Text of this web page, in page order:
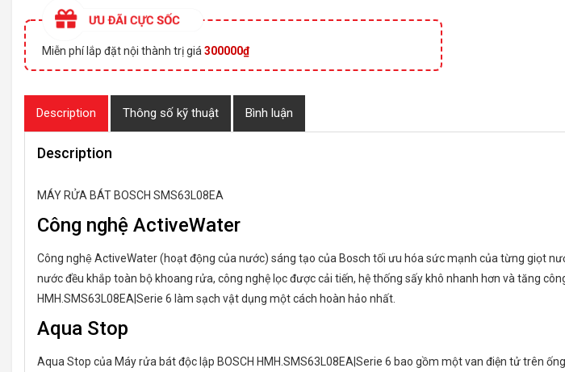
Miễn phí lắp đặt nội thành trị giá 300000₫
Description Thông số kỹ thuật Bình luận
Description
MÁY RỬA BÁT BOSCH SMS63L08EA
Công nghệ ActiveWater
Công nghệ ActiveWater (hoạt động của nước) sáng tạo của Bosch tối ưu hóa sức mạnh của từng giọt
nước đều khắp toàn bộ khoang rửa, công nghệ lọc được cải tiến, hệ thống sấy khô nhanh hơn và tăng
HMH.SMS63L08EA|Serie 6 làm sạch vật dụng một cách hoàn hảo nhất.
Aqua Stop
Aqua Stop của Máy rửa bát độc lập BOSCH HMH.SMS63L08EA|Serie 6 bao gồm một van điện tử trên